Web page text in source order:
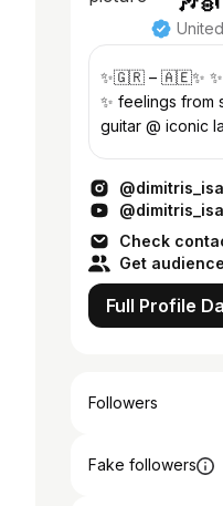
✨🇬🇷 – 🇦🇪✨ ✨
✨ feelings from
guitar @ iconic
Check
Get
Full Profile
Followers
Fake followers